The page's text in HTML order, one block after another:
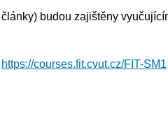
budou zajištěny
https://courses.fit.cvut.cz/FIT-SM1